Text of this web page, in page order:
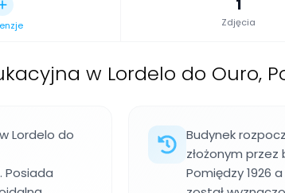
1
Zdjęcia
w Lordelo do Ouro,
Lordelo do
Posiada
Budynek
złożonym
Pomiędzy 1926